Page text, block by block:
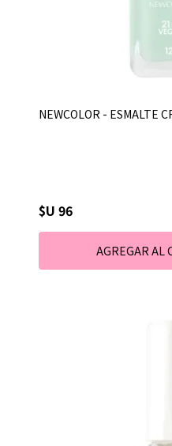
NEWCOLOR - ESMALTE
$U 96